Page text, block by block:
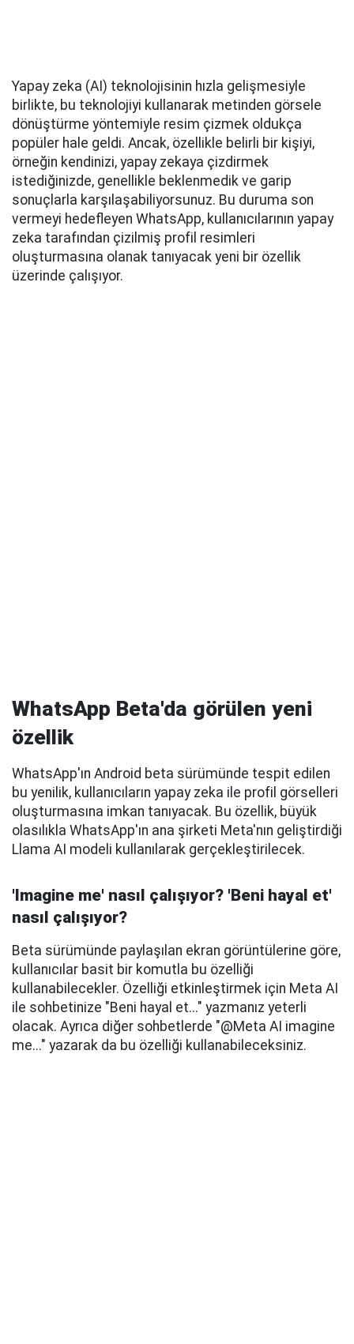
Yapay zeka (AI) teknolojisinin hızla gelişmesiyle
birlikte, bu teknolojiyi kullanarak metinden görsele
dönüştürme yöntemiyle resim çizmek oldukça
popüler hale geldi. Ancak, özellikle belirli bir kişiyi,
örneğin kendinizi, yapay zekaya çizdirmek
istediğinizde, genellikle beklenmedik ve garip
sonuçlarla karşılaşabiliyorsunuz. Bu duruma son
vermeyi hedefleyen WhatsApp, kullanıcılarının yapay
zeka tarafından çizilmiş profil resimleri
oluşturmasına olanak tanıyacak yeni bir özellik
üzerinde çalışıyor.
WhatsApp Beta'da görülen yeni
özellik
WhatsApp'ın Android beta sürümünde tespit edilen
bu yenilik, kullanıcıların yapay zeka ile profil görselleri
oluşturmasına imkan tanıyacak. Bu özellik, büyük
olasılıkla WhatsApp'ın ana şirketi Meta'nın geliştirdiği
Llama AI modeli kullanılarak gerçekleştirilecek.
'Imagine me' nasıl çalışıyor? 'Beni hayal et'
nasıl çalışıyor?
Beta sürümünde paylaşılan ekran görüntülerine göre,
kullanıcılar basit bir komutla bu özelliği
kullanabilecekler. Özelliği etkinleştirmek için Meta AI
ile sohbetinize "Beni hayal et..." yazmanız yeterli
olacak. Ayrıca diğer sohbetlerde "@Meta AI imagine
me..." yazarak da bu özelliği kullanabileceksiniz.